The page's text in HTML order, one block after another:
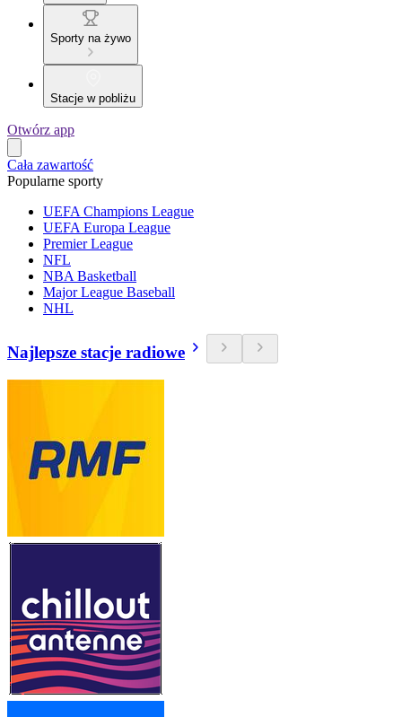
Sporty na żywo
Stacje w pobliżu
Otwórz app
Cała zawartość
Popularne sporty
UEFA Champions League
UEFA Europa League
Premier League
NFL
NBA Basketball
Major League Baseball
NHL
Najlepsze stacje radiowe